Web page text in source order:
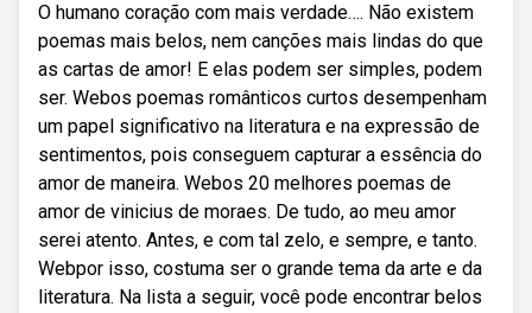
O humano coração com mais verdade…. Não existem
poemas mais belos, nem canções mais lindas do que
as cartas de amor! E elas podem ser simples, podem
ser. Webos poemas românticos curtos desempenham
um papel significativo na literatura e na expressão de
sentimentos, pois conseguem capturar a essência do
amor de maneira. Webos 20 melhores poemas de
amor de vinicius de moraes. De tudo, ao meu amor
serei atento. Antes, e com tal zelo, e sempre, e tanto.
Webpor isso, costuma ser o grande tema da arte e da
literatura. Na lista a seguir, você pode encontrar belos